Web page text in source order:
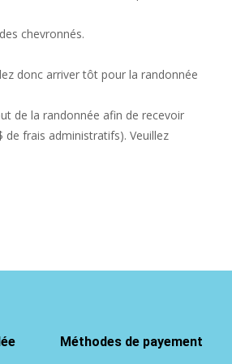
chevronnés.
donc arriver tôt pour la randonnée
de la randonnée afin de recevoir
frais administratifs). Veuillez
Méthodes de payement